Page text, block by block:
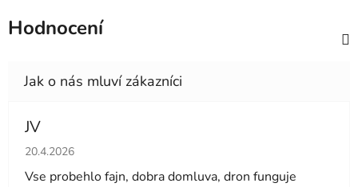
Hodnocení
JV
Hodnocení obchodu je 5 z 5 hvězdiček.
20.4.2026
Vse probehlo fajn, dobra domluva, dron funguje